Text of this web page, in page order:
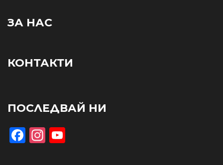
ЗА НАС
КОНТАКТИ
ПОСЛЕДВАЙ НИ
Facebook
Instagram